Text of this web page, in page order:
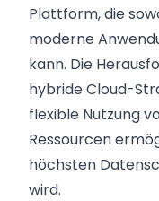
Plattform, die
moderne
kann. Die
hybride Cloud-
flexible Nutzung
Ressourcen
höchsten
wird.